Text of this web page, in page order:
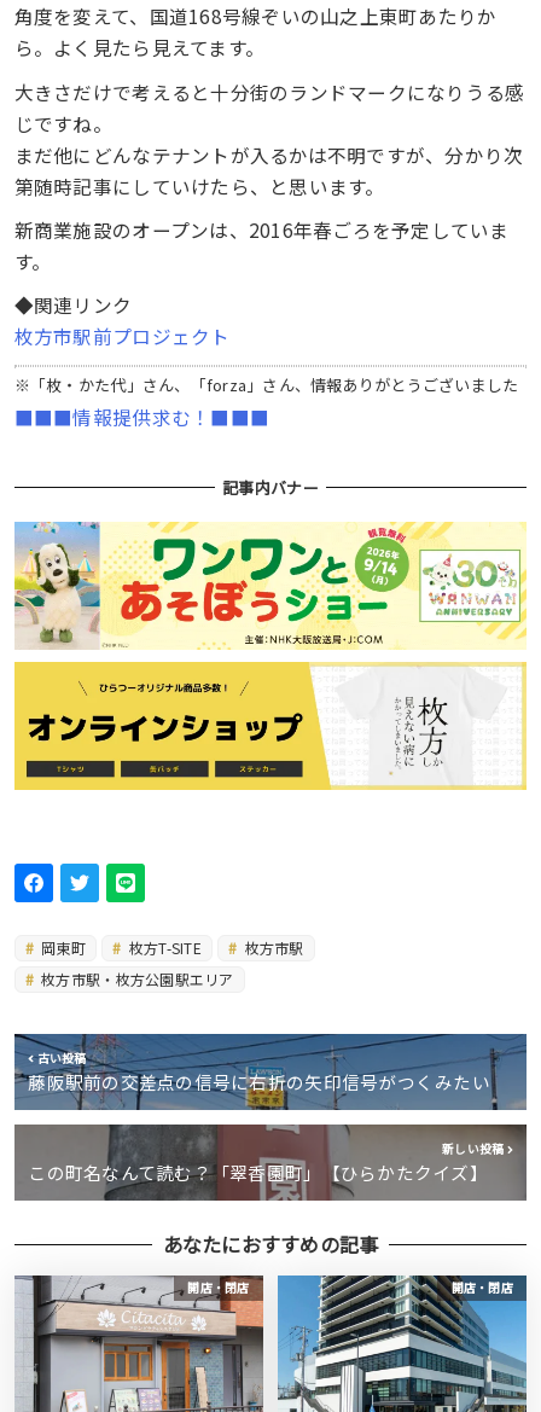
角度を変えて、国道168号線ぞいの山之上東町あたりか
ら。よく見たら見えてます。
大きさだけで考えると十分街のランドマークになりうる感
じですね。
まだ他にどんなテナントが入るかは不明ですが、分かり次
第随時記事にしていけたら、と思います。
新商業施設のオープンは、2016年春ごろを予定していま
す。
◆関連リンク
枚方市駅前プロジェクト
※「枚・かた代」さん、「forza」さん、情報ありがとうございました
■■■情報提供求む！■■■
記事内バナー
岡東町 枚方T-SITE
枚方市駅
枚方市駅・枚方公園駅エリア
古い投稿
藤阪駅前の交差点の信号に右折の矢印信号がつくみたい
新しい投稿
この町名なんて読む？「翠香園町」【ひらかたクイズ】
あなたにおすすめの記事
開店・閉店 開店・閉店